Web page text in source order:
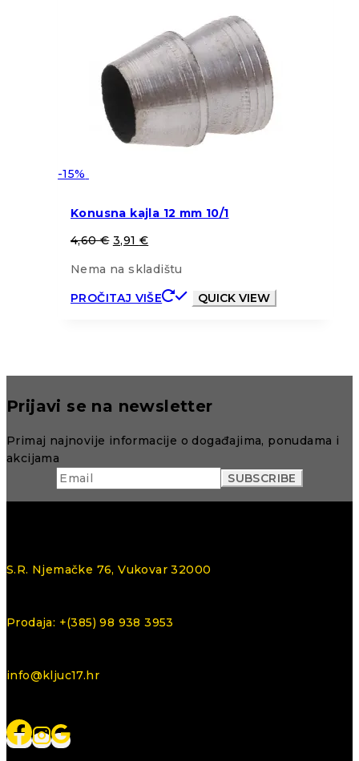
-15%
Konusna kajla 12 mm 10/1
4,60€ 3,91 €
Nema na skladištu
PROČITAJ VIŠE
QUICK VIEW
Prijavi se na newsletter
Primaj najnovije informacije o događajima, ponudama i
akcijama
S.R. Njemačke 76, Vukovar 32000
Prodaja: +(385) 98 938 3953
info@kljuc17.hr